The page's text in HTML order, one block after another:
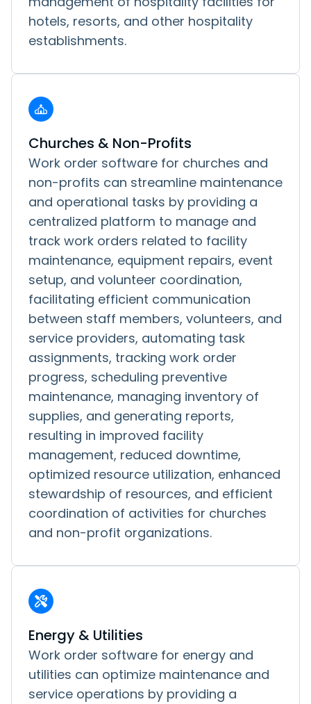
hotels, resorts, and other hospitality
establishments.
Churches & Non-Profits
Work order software for churches and
non-profits can streamline maintenance
and operational tasks by providing a
centralized platform to manage and
track work orders related to facility
maintenance, equipment repairs, event
setup, and volunteer coordination,
facilitating efficient communication
between staff members, volunteers, and
service providers, automating task
assignments, tracking work order
progress, scheduling preventive
maintenance, managing inventory of
supplies, and generating reports,
resulting in improved facility
management, reduced downtime,
optimized resource utilization, enhanced
stewardship of resources, and efficient
coordination of activities for churches
and non-profit organizations.
Energy & Utilities
Work order software for energy and
utilities can optimize maintenance and
service operations by providing a